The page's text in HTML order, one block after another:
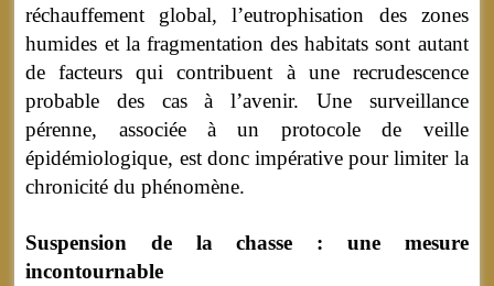
réchauffement global, l’eutrophisation des zones
humides et la fragmentation des habitats sont autant
de facteurs qui contribuent à une recrudescence
probable des cas à l’avenir. Une surveillance
pérenne, associée à un protocole de veille
épidémiologique, est donc impérative pour limiter la
chronicité du phénomène.
Suspension de la chasse : une mesure
incontournable